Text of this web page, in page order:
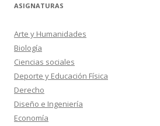
ASIGNATURAS
Arte y Humanidades
Biología
Ciencias sociales
Deporte y Educación Física
Derecho
Diseño e Ingeniería
Economía